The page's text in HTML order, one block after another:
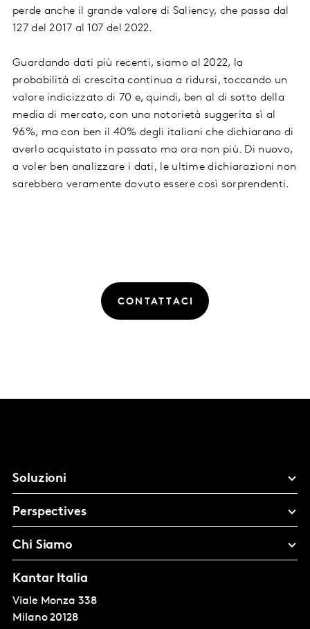
perde anche il grande valore di Saliency, che passa dal
127 del 2017 al 107 del 2022.
Guardando dati più recenti, siamo al 2022, la
probabilità di crescita continua a ridursi, toccando un
valore indicizzato di 70 e, quindi, ben al di sotto della
media di mercato, con una notorietà suggerita sì al
96%, ma con ben il 40% degli italiani che dichiarano di
averlo acquistato in passato ma ora non più. Di nuovo,
a voler ben analizzare i dati, le ultime dichiarazioni non
sarebbero veramente dovuto essere così sorprendenti.
CONTATTACI
Soluzioni
Perspectives
Chi Siamo
Kantar Italia
Viale Monza 338
Milano 20128